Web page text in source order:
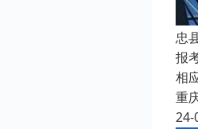
忠
报
相
重
24-